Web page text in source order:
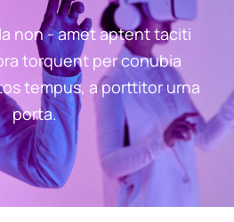
non - amet aptent taciti
torquent per conubia
tempus, a porttitor urna
porta.